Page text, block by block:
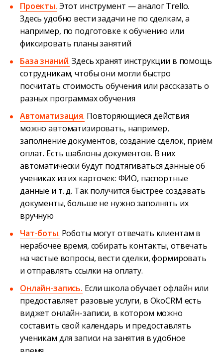
Проекты. Этот инструмент — аналог Trello.
Здесь удобно вести задачи не по сделкам, а
например, по подготовке к обучению или
фиксировать планы занятий
База знаний. Здесь хранят инструкции в помощь
сотрудникам, чтобы они могли быстро
посчитать стоимость обучения или рассказать о
разных программах обучения
Автоматизация. Повторяющиеся действия
можно автоматизировать, например,
заполнение документов, создание сделок, приём
оплат. Есть шаблоны документов. В них
автоматически будут подтягиваться данные об
учениках из их карточек: ФИО, паспортные
данные и т. д. Так получится быстрее создавать
документы, больше не нужно заполнять их
вручную
Чат-боты. Роботы могут отвечать клиентам в
нерабочее время, собирать контакты, отвечать
на частые вопросы, вести сделки, формировать
и отправлять ссылки на оплату.
Онлайн-запись. Если школа обучает офлайн или
предоставляет разовые услуги, в OkoCRM есть
виджет онлайн-записи, в котором можно
составить свой календарь и предоставлять
ученикам для записи на занятия в удобное